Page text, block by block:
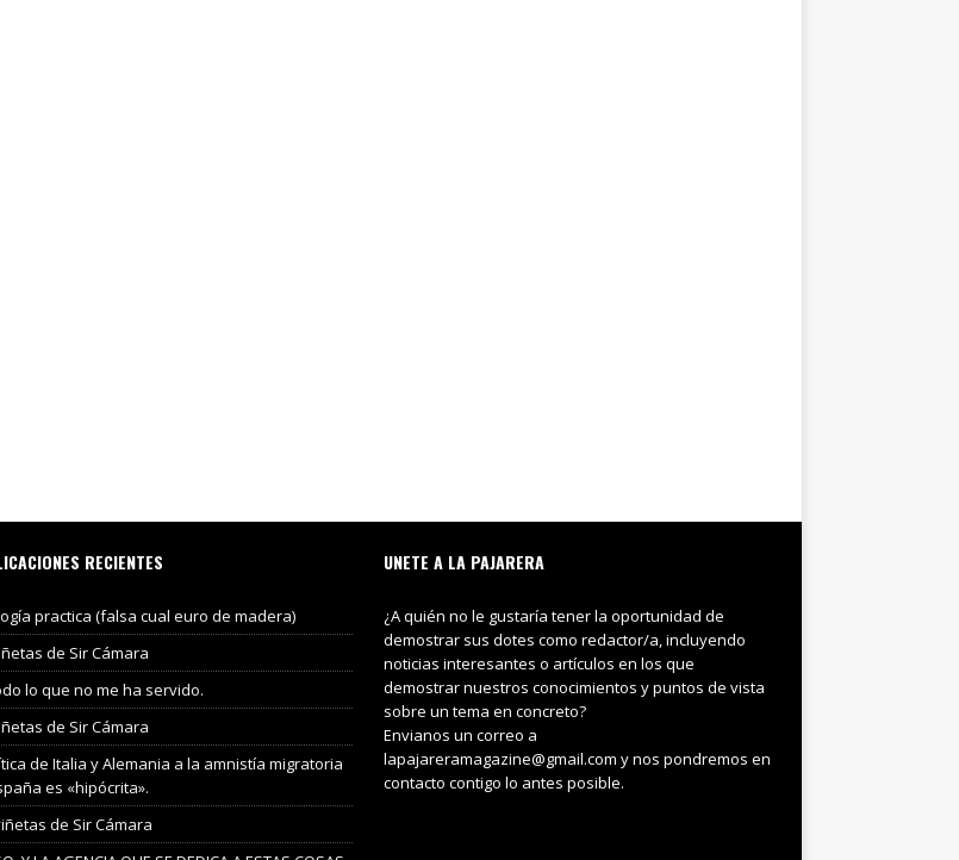
RECIENTES
practica (falsa cual euro de madera)
de Sir Cámara
lo que no me ha servido.
de Sir Cámara
de Italia y Alemania a la amnistía migratoria
es «hipócrita».
de Sir Cámara
UNETE A LA PAJARERA
¿A quién no le gustaría tener la oportunidad de
demostrar sus dotes como redactor/a, incluyendo
noticias interesantes o artículos en los que
demostrar nuestros conocimientos y puntos de vista
sobre un tema en concreto?
Envianos un correo a
lapajareramagazine@gmail.com y nos pondremos en
contacto contigo lo antes posible.